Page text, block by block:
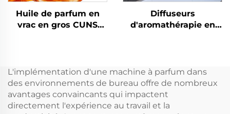
Huile de parfum en
vrac en gros CUNS
Diffuseur Machine
Huile
Diffuseurs
d'aromathérapie en
Diffuseur d'huile
parfumée 360
Atomiseur sans eau
L'implémentation d'une machine à parfum dans
des environnements de bureau offre de nombreux
avantages convaincants qui impactent
directement l'expérience au travail et la